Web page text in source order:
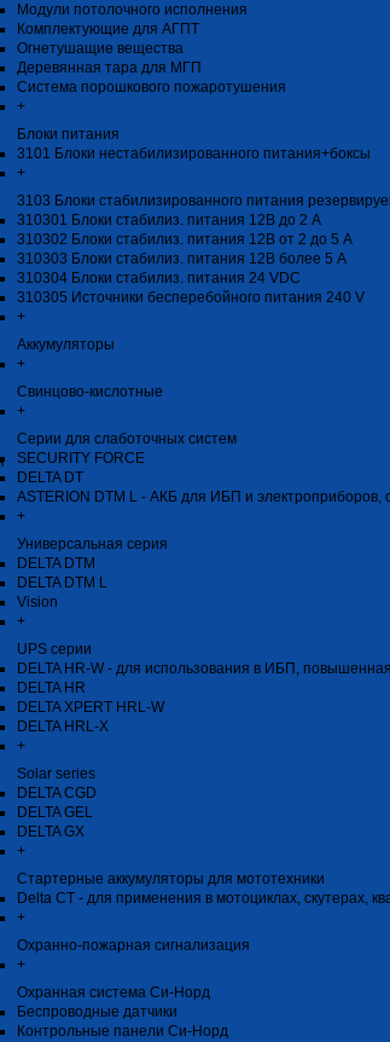
Модули потолочного исполнения
Комплектующие для АГПТ
Огнетушащие вещества
Деревянная тара для МГП
Система порошкового пожаротушения
+
Блоки питания
3101 Блоки нестабилизированного питания+боксы
+
3103 Блоки стабилизированного питания
310301 Блоки стабилиз. питания 12В до 2 А
310302 Блоки стабилиз. питания 12В от 2 до 5 А
310303 Блоки стабилиз. питания 12В более 5 А
310304 Блоки стабилиз. питания 24 VDC
310305 Источники бесперебойного питания 240 V
+
Аккумуляторы
+
Свинцово-кислотные
+
Серии для слаботочных систем
SECURITY FORCE
DELTA DT
ASTERION DTM L - АКБ для ИБП и электроприборов,
+
Универсальная серия
DELTA DTM
DELTA DTM L
Vision
+
UPS серии
DELTA HR-W - для использования в ИБП,
DELTA HR
DELTA XPERT HRL-W
DELTA HRL-Х
+
Solar series
DELTA CGD
DELTA GEL
DELTA GX
+
Стартерные аккумуляторы для мототехники
Delta CT - для применения в мотоциклах, скутерах,
+
Охранно-пожарная сигнализация
+
Охранная система Си-Норд
Беспроводные датчики
Контрольные панели Си-Норд